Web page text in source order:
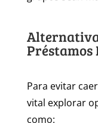
Para evitar
vital explorar
como: